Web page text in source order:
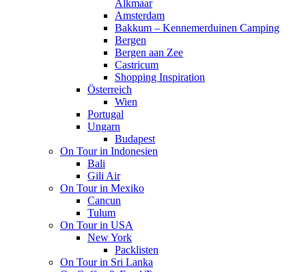
Alkmaar
Amsterdam
Bakkum – Kennemerduinen Camping
Bergen
Bergen aan Zee
Castricum
Shopping Inspiration
Österreich
Wien
Portugal
Ungarn
Budapest
On Tour in Indonesien
Bali
Gili Air
On Tour in Mexiko
Cancun
Tulum
On Tour in USA
New York
Packlisten
On Tour in Sri Lanka